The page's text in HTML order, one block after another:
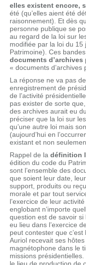
elles existent encore,
été (qu’elles aient été
raisonnement). Et dès
personne publique se
au regard de la loi sur
modifiée par la loi du
Patrimoine). Ces
documents d’archives
« documents d’archives
La réponse ne va pas
enregistrement de
de l’activité
pas exister de sorte
des archives aurait eu
préciser que la loi sur
qu’une autre loi mais
(aujourd’hui en
existant et non
Rappel de la définition
édition du code du
sont l’ensemble des
que soient leur date,
support, produits ou
morale et par tout
l’exercice de leur
englobant n’importe
question est de savoir si
eu lieu dans l’exercice
peut contester que
Auriol recevait ses
magnétophone dans le
missions